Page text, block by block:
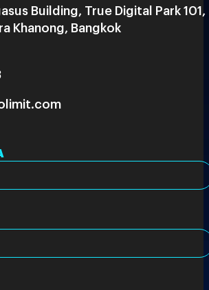
Building, True Digital Park 101,
Khanong, Bangkok